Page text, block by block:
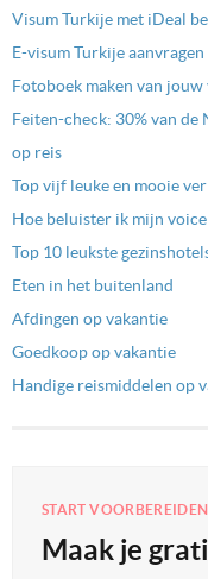
Visum Turkije met iDeal
E-visum Turkije aanvragen
Fotoboek maken van jouw
Feiten-check: 30% van de
op reis
Top vijf leuke en mooie
Hoe beluister ik mijn
Top 10 leukste
Eten in het buitenland
Afdingen op vakantie
Goedkoop op vakantie
Handige reismiddelen op
START VOORBEREIDEN
Maak je